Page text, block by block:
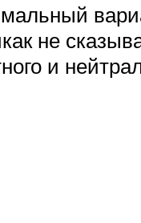
не
и